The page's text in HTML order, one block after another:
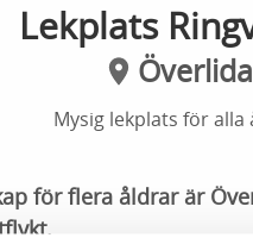
Lekplats
Överlida
Mysig lekplats för alla
för flera åldrar är